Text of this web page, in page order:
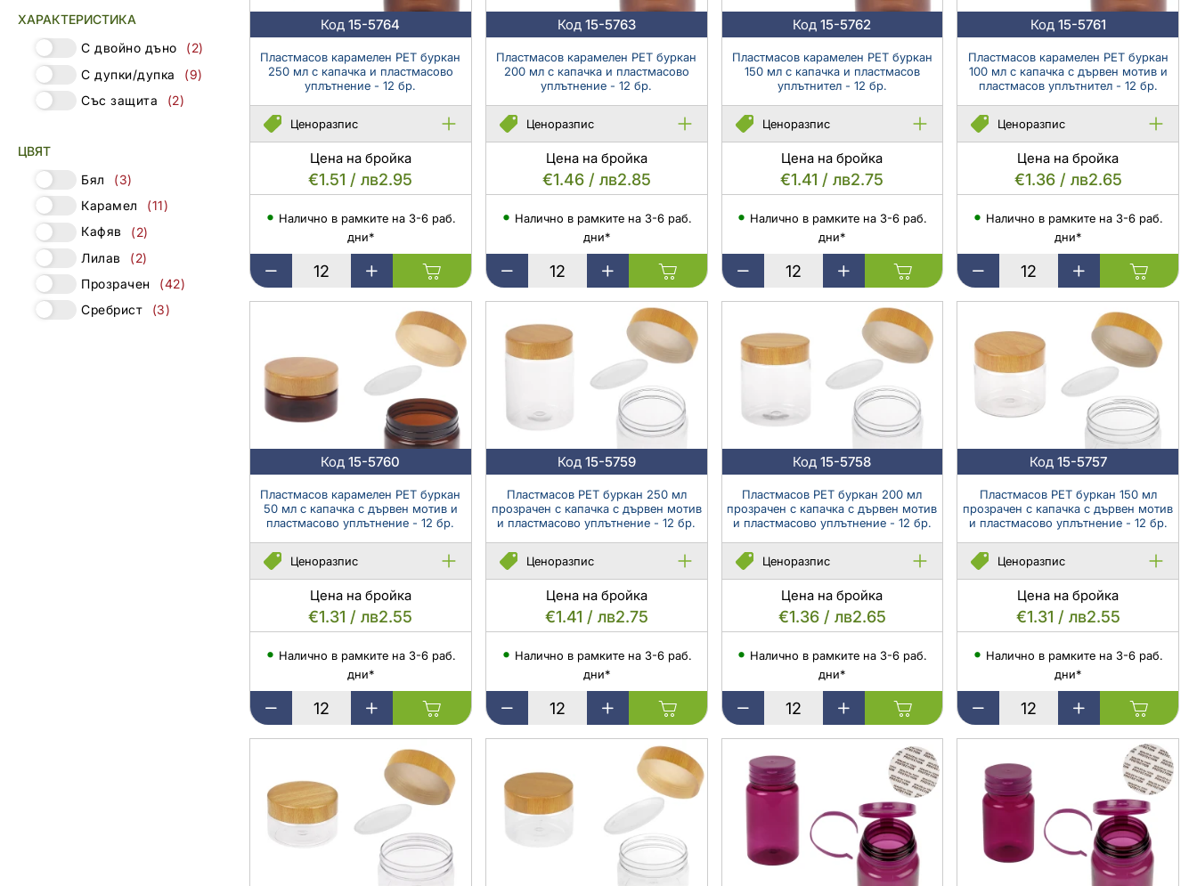
ХАРАКТЕРИСТИКА
С двойно дъно
(2)
С дупки/дупка
(9)
Със защита
(2)
ЦВЯТ
Бял
(3)
Карамел
(11)
Кафяв
(2)
Лилав
(2)
Прозрачен
(42)
Сребрист
(3)
Код15-5764
Пластмасов карамелен PET буркан
250 мл с капачка и пластмасово
уплътнение - 12 бр.
Ценоразпис
Цена на бройка
€1.51 / лв2.95
Налично в рамките на 3-6 раб.
дни*
Пластмасов
мл
капачка
уплътнение
-
12
бр.
Код 15-5763
Пластмасов карамелен PET буркан
200 мл с капачка и пластмасово
уплътнение - 12 бр.
Ценоразпис
Цена на бройка
€1.46 / лв2.85
Налично в рамките на 3-6 раб.
дни*
Пластмасов
буркан
200
уплътнение
-
бр.
Код15-5762
Пластмасов карамелен PET буркан
150 мл с капачка и пластмасов
уплътнител - 12 бр.
Ценоразпис
Цена на бройка
€1.41 / лв2.75
Налично в рамките на 3-6 раб.
дни*
Пластмасов
буркан
150
уплътнител
-
бр.
Код 15-5761
Пластмасов карамелен PET буркан
100 мл с капачка с дървен мотив и
пластмасов уплътнител - 12 бр.
Ценоразпис
Цена на бройка
€1.36 / лв2.65
Налично в рамките на 3-6 раб.
дни*
Пластмасов
буркан
100
мл
капачка
и
пластмасов
уплътнител
12
бр.
Код15-5760
Пластмасов карамелен PET буркан
50 мл с капачка с дървен мотив и
пластмасово уплътнение - 12 бр.
Ценоразпис
Цена на бройка
€1.31 / лв2.55
Налично в рамките на 3-6 раб.
дни*
Пластмасов
капачка
Код 15-5759
Пластмасов PET буркан 250 мл
прозрачен с капачка с дървен мотив
и пластмасово уплътнение - 12 бр.
Ценоразпис
Цена на бройка
€1.41 / лв2.75
Налично в рамките на 3-6 раб.
дни*
Пластмасов
прозрачен
капачка
Код15-5758
Пластмасов PET буркан 200 мл
прозрачен с капачка с дървен мотив
и пластмасово уплътнение - 12 бр.
Ценоразпис
Цена на бройка
€1.36 / лв2.65
Налично в рамките на 3-6 раб.
дни*
Пластмасов
Код 15-5757
Пластмасов PET буркан 150 мл
прозрачен с капачка с дървен мотив
и пластмасово уплътнение - 12 бр.
Ценоразпис
Цена на бройка
€1.31 / лв2.55
Налично в рамките на 3-6 раб.
дни*
Пластмасов
прозрачен
капачка